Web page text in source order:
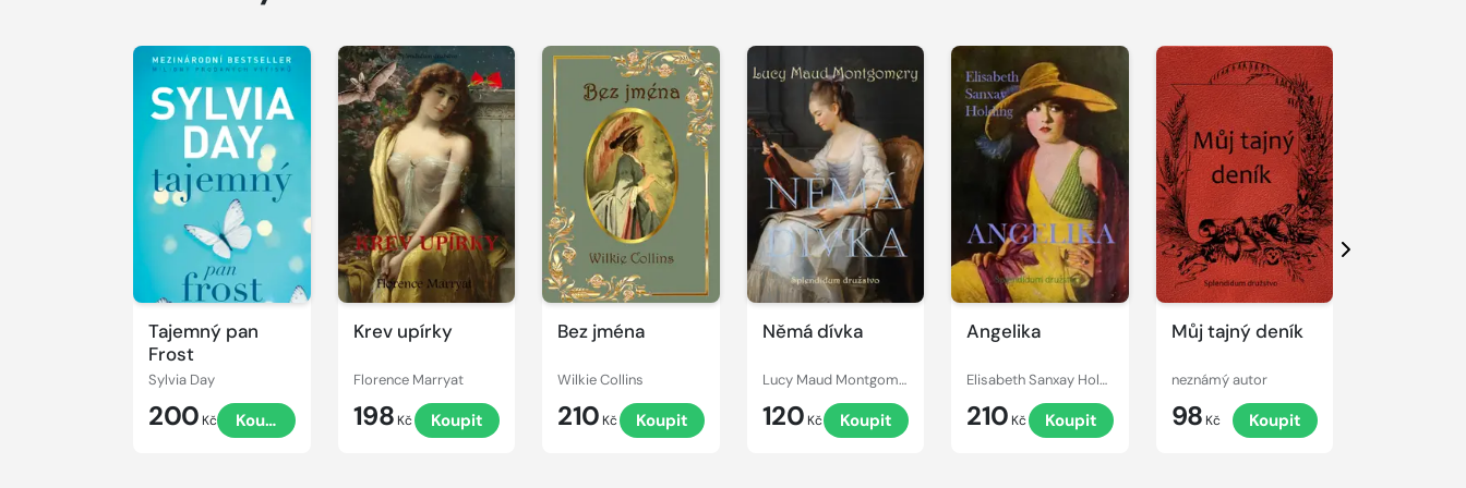
Tajemný pan
Frost
Sylvia Day
200 Kč Koupit
Krev upírky
Florence Marryat
198 Kč Koupit
Bez jména
Wilkie Collins
210 Kč Koupit
Němá dívka
Lucy Maud Montgomery
120 Kč Koupit
Angelika
Elisabeth Sanxay Holding
210 Kč Koupit
Můj tajný deník
neznámý autor
98 Kč Koupit
Další